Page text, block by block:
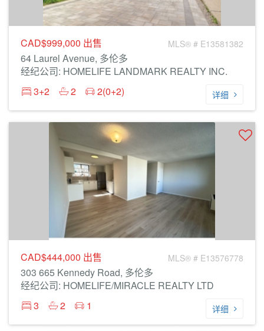
CAD$999,000 出售 MLS® # E13581382
64 Laurel Avenue, 多伦多
经纪公司: HOMELIFE LANDMARK REALTY INC.
3+2
2 2(0+2) 详细
CAD$444,000 出售 MLS® # E13576778
303 665 Kennedy Road, 多伦多
经纪公司: HOMELIFE/MIRACLE REALTY LTD
3
2 1 详细